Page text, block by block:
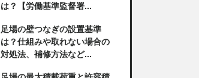
は？【労働基準監督署...
足場の壁つなぎの設置基準
は？仕組みや取れない場合の
対処法、補修方法など...